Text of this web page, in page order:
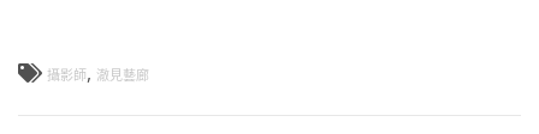
攝影師, 澈見藝廊